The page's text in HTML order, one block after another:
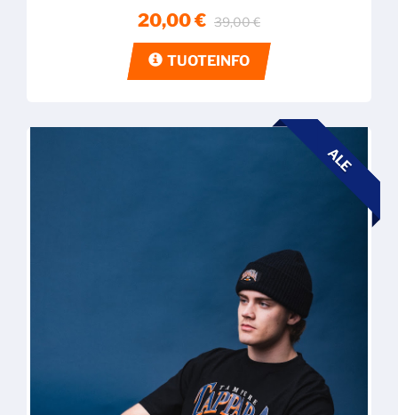
20,00 € 39,00 €
TUOTEINFO
ALE